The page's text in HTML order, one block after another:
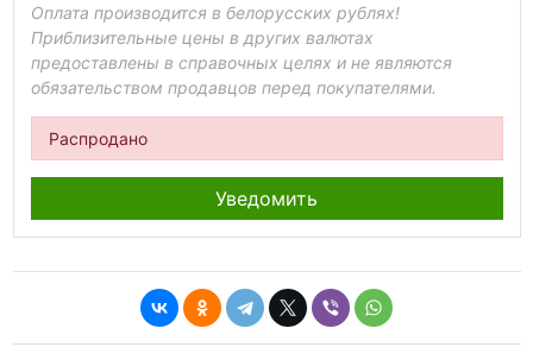
Оплата производится в белорусских рублях!
Приблизительные цены в других валютах
предоставлены в справочных целях и не являются
обязательством продавцов перед покупателями.
Распродано
Уведомить